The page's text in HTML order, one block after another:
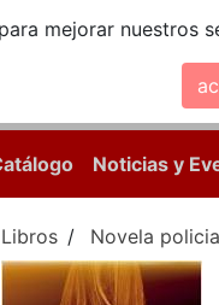
mejorar nuestros
Noticias y
Libros Novela